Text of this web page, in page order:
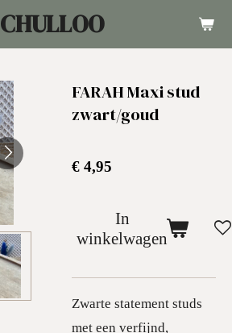
CHULLOO
FARAH Maxi stud
zwart/goud
€ 4,95
In
winkelwagen
Zwarte statement studs
met een verfijnd,